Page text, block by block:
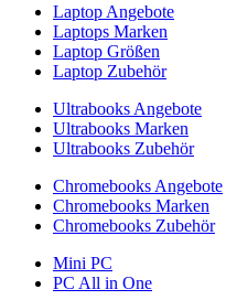
Laptop Angebote
Laptops Marken
Laptop Größen
Laptop Zubehör
Ultrabooks Angebote
Ultrabooks Marken
Ultrabooks Zubehör
Chromebooks Angebote
Chromebooks Marken
Chromebooks Zubehör
Mini PC
PC All in One